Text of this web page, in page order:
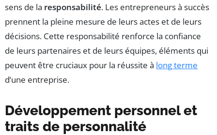
sens de la responsabilité. Les entrepreneurs à succès
prennent la pleine mesure de leurs actes et de leurs
décisions. Cette responsabilité renforce la confiance
de leurs partenaires et de leurs équipes, éléments qui
peuvent être cruciaux pour la réussite à long terme
d’une entreprise.
Développement personnel et
traits de personnalité